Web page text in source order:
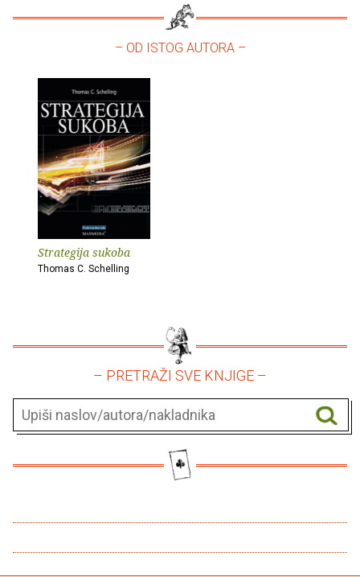
– OD ISTOG AUTORA –
Strategija sukoba
Thomas C. Schelling
– PRETRAŽI SVE KNJIGE –